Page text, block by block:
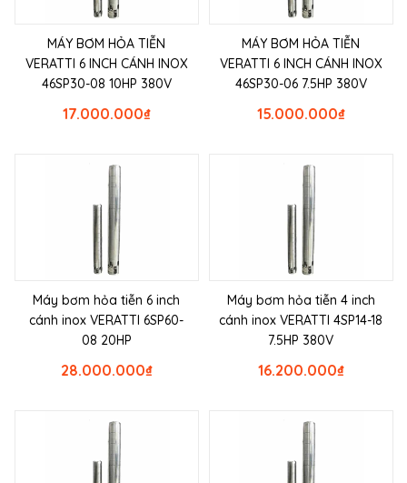
MÁY BƠM HỎA TIỄN
VERATTI 6 INCH CÁNH INOX
46SP30-08 10HP 380V
₫
17.000.000
MÁY BƠM HỎA TIỄN
VERATTI 6 INCH CÁNH INOX
46SP30-06 7.5HP 380V
₫
15.000.000
Máy bơm hỏa tiễn 6 inch
cánh inox VERATTI 6SP60-
08 20HP
₫
28.000.000
Máy bơm hỏa tiễn 4 inch
cánh inox VERATTI 4SP14-18
7.5HP 380V
₫
16.200.000